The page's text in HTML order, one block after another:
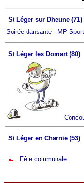
St Léger sur Dheune (71)
Soirée dansante - MP Sport
St Léger les Domart (80)
St Léger en Charnie (53)
Fête communale